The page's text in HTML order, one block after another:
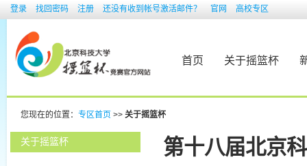
登录 找回密码 注册 还没有收到帐号激活邮件？ 官网 高校专区
首页 关于摇篮杯
您现在的位置： 专区首页 >> 关于摇篮杯
关于摇篮杯 第十八届北京